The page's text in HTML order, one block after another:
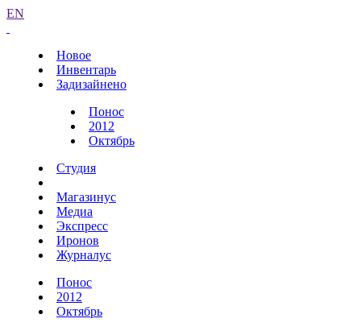
EN
Новое
Инвентарь
Задизайнено
Понос
2012
Октябрь
Студия
Магазинус
Медиа
Экспресс
Иронов
Журналус
Понос
2012
Октябрь